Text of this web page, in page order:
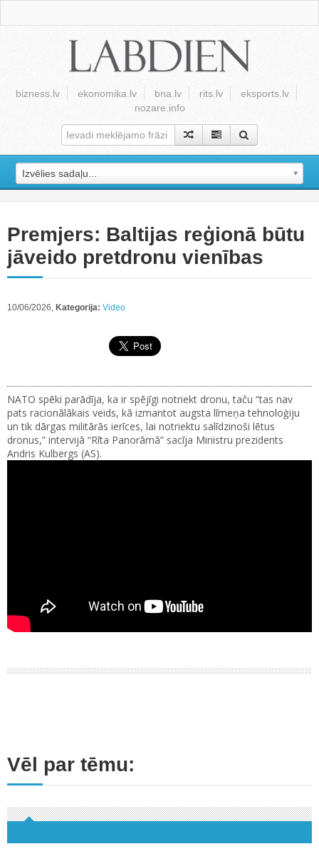
bizness.lv ekonomika.lv bna.lv rits.lv
eksports.lv
nozare.info
Izvēlies sadaļu...
Premjers: Baltijas reģionā būtu
jāveido pretdronu vienības
10/06/2026, Kategorija: Video
NATO spēki parādīja, ka ir spējīgi notriekt dronu, taču “tas nav
pats racionālākais veids, kā izmantot augsta līmeņa tehnoloģiju
un tik dārgas militārās ierīces, lai notriektu salīdzinoši lētus
dronus,” intervijā “Rīta Panorāmā” sacīja Ministru prezidents
Andris Kulbergs (AS).
Vēl par tēmu: